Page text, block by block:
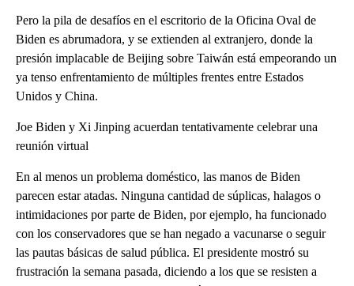
Pero la pila de desafíos en el escritorio de la Oficina Oval de
Biden es abrumadora, y se extienden al extranjero, donde la
presión implacable de Beijing sobre Taiwán está empeorando un
ya tenso enfrentamiento de múltiples frentes entre Estados
Unidos y China.
Joe Biden y Xi Jinping acuerdan tentativamente celebrar una
reunión virtual
En al menos un problema doméstico, las manos de Biden
parecen estar atadas. Ninguna cantidad de súplicas, halagos o
intimidaciones por parte de Biden, por ejemplo, ha funcionado
con los conservadores que se han negado a vacunarse o seguir
las pautas básicas de salud pública. El presidente mostró su
frustración la semana pasada, diciendo a los que se resisten a